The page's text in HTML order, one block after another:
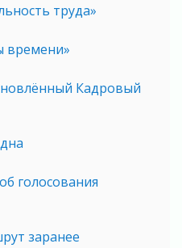
труда»
времени»
Кадровый
голосования
заранее